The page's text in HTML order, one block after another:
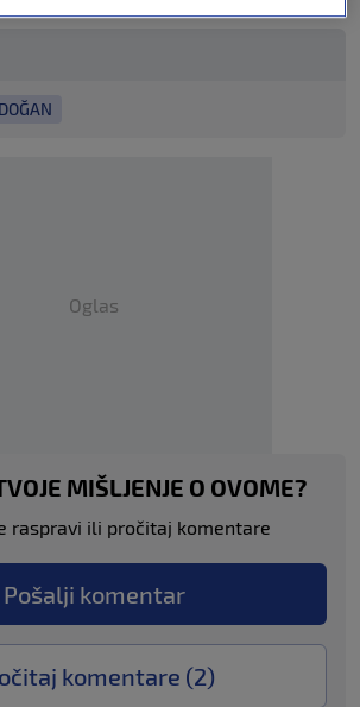
Oglas
MIŠLJENJE O OVOME?
raspravi ili pročitaj komentare
Pošalji komentar
komentare (2)